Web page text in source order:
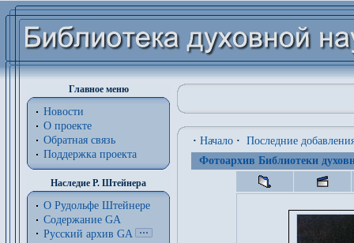
Главное меню
Новости
О проекте
Обратная связь
Поддержка проекта
Наследие Р. Штейнера
О Рудольфе Штейнере
Содержание GA
Русский архив GA
· Начало · Последние
Фотоархив Библиотеки